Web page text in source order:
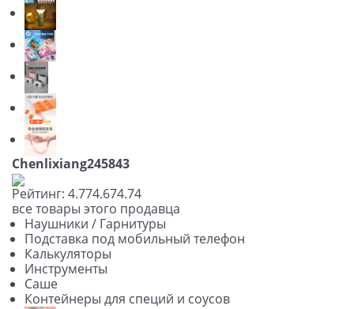
Chenlixiang245843
Рейтинг: 4.774.674.74
все товары этого продавца
Наушники / Гарнитуры
Подставка под мобильный телефон
Калькуляторы
Инструменты
Саше
Контейнеры для специй и соусов